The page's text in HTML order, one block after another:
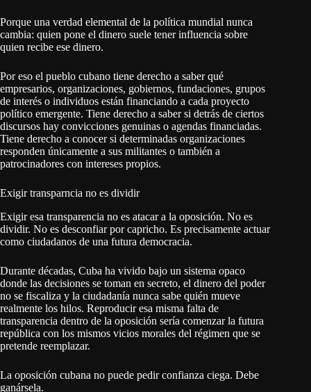
Porque una verdad elemental de la política mundial nunca
cambia: quien pone el dinero suele tener influencia sobre
quien recibe ese dinero.
Por eso el pueblo cubano tiene derecho a saber qué
empresarios, organizaciones, gobiernos, fundaciones, grupos
de interés o individuos están financiando a cada proyecto
político emergente. Tiene derecho a saber si detrás de ciertos
discursos hay convicciones genuinas o agendas financiadas.
Tiene derecho a conocer si determinadas organizaciones
responden únicamente a sus militantes o también a
patrocinadores con intereses propios.
Exigir transparncia no es dividir
Exigir esa transparencia no es atacar a la oposición. No es
dividir. No es desconfiar por capricho. Es precisamente actuar
como ciudadanos de una futura democracia.
Durante décadas, Cuba ha vivido bajo un sistema opaco
donde las decisiones se toman en secreto, el dinero del poder
no se fiscaliza y la ciudadanía nunca sabe quién mueve
realmente los hilos. Reproducir esa misma falta de
transparencia dentro de la oposición sería comenzar la futura
república con los mismos vicios morales del régimen que se
pretende reemplazar.
La oposición cubana no puede pedir confianza ciega. Debe
ganársela.